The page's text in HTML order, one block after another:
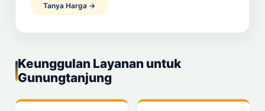
Tanya Harga →
Keunggulan Layanan untuk
Gunungtanjung